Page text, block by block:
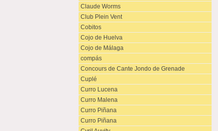
Claude Worms
Club Plein Vent
Cobitos
Cojo de Huelva
Cojo de Málaga
compás
Concours de Cante Jondo de Grenade
Cuplé
Curro Lucena
Curro Malena
Curro Piñana
Curro Piñana